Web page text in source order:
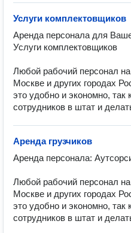
Услуги комплектовщиков
Аренда персонала для
Услуги комплектовщиков
Любой рабочий персонал
Москве и других городах
это удобно и экономно,
сотрудников в штат и
Аренда грузчиков
Аренда персонала:
Любой рабочий персонал
Москве и других городах
это удобно и экономно,